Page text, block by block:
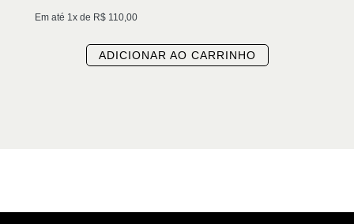
Em até 1x de R$ 110,00
ADICIONAR AO CARRINHO